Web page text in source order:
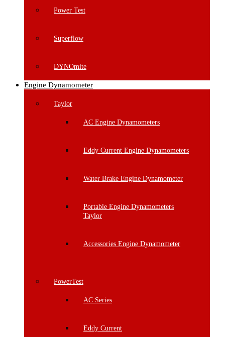
Power Test
Superflow
DYNOmite
Engine Dynamometer
Taylor
AC Engine Dynamometers
Eddy Current Engine Dynamometers
Water Brake Engine Dynamometer
Portable Engine Dynamometers
Taylor
Accessories Engine Dynamometer
PowerTest
AC Series
Eddy Current